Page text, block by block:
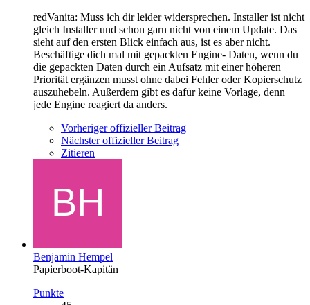
redVanita: Muss ich dir leider widersprechen. Installer ist nicht
gleich Installer und schon garn nicht von einem Update. Das
sieht auf den ersten Blick einfach aus, ist es aber nicht.
Beschäftige dich mal mit gepackten Engine- Daten, wenn du
die gepackten Daten durch ein Aufsatz mit einer höheren
Priorität ergänzen musst ohne dabei Fehler oder Kopierschutz
auszuhebeln. Außerdem gibt es dafür keine Vorlage, denn
jede Engine reagiert da anders.
Vorheriger offizieller Beitrag
Nächster offizieller Beitrag
Zitieren
Benjamin Hempel
Papierboot-Kapitän
Punkte